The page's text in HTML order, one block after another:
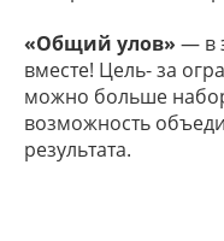
«Общий улов» — в
вместе! Цель- за
можно больше
возможность
результата.